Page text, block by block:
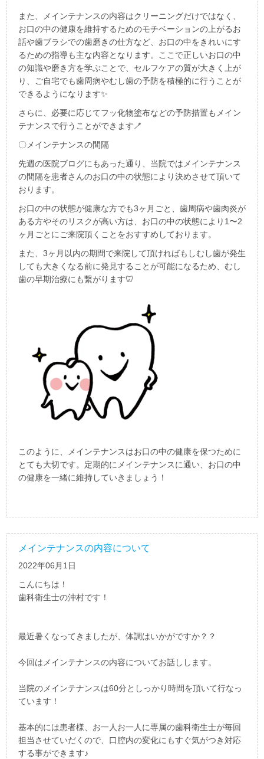
また、メインテナンスの内容はクリーニングだけではなく、
お口の中の健康を維持するためのモチベーションの上がるお
話や歯ブラシでの歯磨きの仕方など、お口の中をきれいにす
るための指導も主な内容となります。ここで正しいお口の中
の知識や磨き方を学ぶことで、セルフケアの質が大きく上が
り、ご自宅でも歯周病やむし歯の予防を積極的に行うことが
できるようになります✨
さらに、必要に応じてフッ化物塗布などの予防措置もメイン
テナンスで行うことができます🪥
〇メインテナンスの間隔
先週の医院ブログにもあった通り、当院ではメインテナンス
の間隔を患者さんのお口の中の状態により決めさせて頂いて
おります。
お口の中の状態が健康な方でも3ヶ月ごと、歯周病や歯肉炎が
ある方やそのリスクが高い方は、お口の中の状態により 1 〜2
ヶ月ごとにご来院頂くことをおすすめしております。
また、 3ヶ月以内の期間で来院して頂ければもしむし歯が発生
しても大きくなる前に発見することが可能になるため、むし
歯の早期治療にも繋がります🦷
このように、メインテナンスはお口の中の健康を保つために
とても大切です。定期的にメインテナンスに通い、お口の中
の健康を一緒に維持していきましょう！
メインテナンスの内容について
2022年06月1日
こんにちは！
歯科衛生士の沖村です！
最近暑くなってきましたが、体調はいかがですか？？
今回はメインテナンスの内容についてお話しします。
当院のメインテナンスは60分としっかり時間を頂いて行なっ
ています！
基本的には患者様、お一人お一人に専属の歯科衛生士が毎回
担当させていだくので、口腔内の変化にもすぐ気がつき対応
する事ができます♪